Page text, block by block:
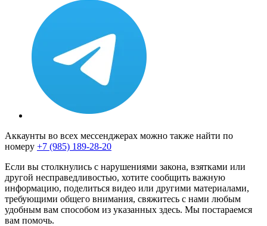
Аккаунты во всех мессенджерах можно также найти по
номеру +7 (985) 189-28-20
Если вы столкнулись с нарушениями закона, взятками или
другой несправедливостью, хотите сообщить важную
информацию, поделиться видео или другими материалами,
требующими общего внимания, свяжитесь с нами любым
удобным вам способом из указанных здесь. Мы постараемся
вам помочь.